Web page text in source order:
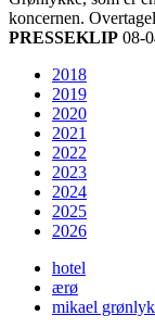
koncernen.
PRESSEKLIP 08-
2018
2019
2020
2021
2022
2023
2024
2025
2026
hotel
ærø
mikael